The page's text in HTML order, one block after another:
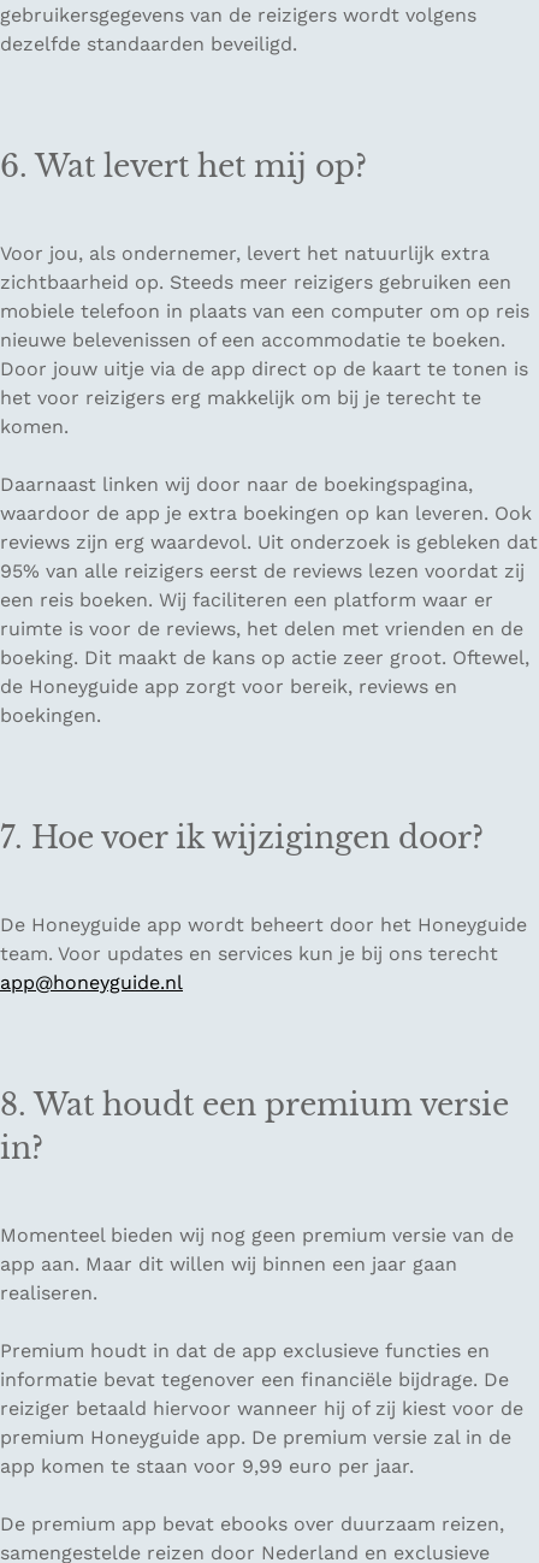
gebruikersgegevens van de reizigers wordt volgens
dezelfde standaarden beveiligd.
6. Wat levert het mij op?
Voor jou, als ondernemer, levert het natuurlijk extra
zichtbaarheid op. Steeds meer reizigers gebruiken een
mobiele telefoon in plaats van een computer om op reis
nieuwe belevenissen of een accommodatie te boeken.
Door jouw uitje via de app direct op de kaart te tonen is
het voor reizigers erg makkelijk om bij je terecht te
komen.
Daarnaast linken wij door naar de boekingspagina,
waardoor de app je extra boekingen op kan leveren. Ook
reviews zijn erg waardevol. Uit onderzoek is gebleken dat
95% van alle reizigers eerst de reviews lezen voordat zij
een reis boeken. Wij faciliteren een platform waar er
ruimte is voor de reviews, het delen met vrienden en de
boeking. Dit maakt de kans op actie zeer groot. Oftewel,
de Honeyguide app zorgt voor bereik, reviews en
boekingen.
7. Hoe voer ik wijzigingen door?
De Honeyguide app wordt beheert door het Honeyguide
team. Voor updates en services kun je bij ons terecht
app@honeyguide.nl
8. Wat houdt een premium versie
in?
Momenteel bieden wij nog geen premium versie van de
app aan. Maar dit willen wij binnen een jaar gaan
realiseren.
Premium houdt in dat de app exclusieve functies en
informatie bevat tegenover een financiële bijdrage. De
reiziger betaald hiervoor wanneer hij of zij kiest voor de
premium Honeyguide app. De premium versie zal in de
app komen te staan voor 9,99 euro per jaar.
De premium app bevat ebooks over duurzaam reizen,
samengestelde reizen door Nederland en exclusieve